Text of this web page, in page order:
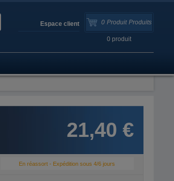
0 Produit Produits
0 produit
Espace client
21,40 €
En réassort - Expédition sous 4/6 jours